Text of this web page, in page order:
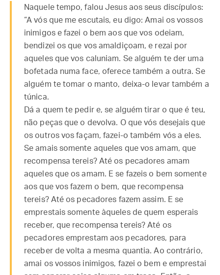
Naquele tempo, falou Jesus aos seus discípulos:
“A vós que me escutais, eu digo: Amai os vossos
inimigos e fazei o bem aos que vos odeiam,
bendizei os que vos amaldiçoam, e rezai por
aqueles que vos caluniam. Se alguém te der uma
bofetada numa face, oferece também a outra. Se
alguém te tomar o manto, deixa-o levar também a
túnica.
Dá a quem te pedir e, se alguém tirar o que é teu,
não peças que o devolva. O que vós desejais que
os outros vos façam, fazei-o também vós a eles.
Se amais somente aqueles que vos amam, que
recompensa tereis? Até os pecadores amam
aqueles que os amam. E se fazeis o bem somente
aos que vos fazem o bem, que recompensa
tereis? Até os pecadores fazem assim. E se
emprestais somente àqueles de quem esperais
receber, que recompensa tereis? Até os
pecadores emprestam aos pecadores, para
receber de volta a mesma quantia. Ao contrário,
amai os vossos inimigos, fazei o bem e emprestai